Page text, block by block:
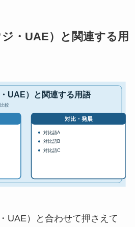
・UAE）と関連する用
UAE）と合わせて押さえて